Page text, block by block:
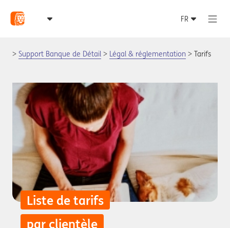
Support Banque de Détail Légal & réglementation Tarifs
Liste de tarifs
par clientèle